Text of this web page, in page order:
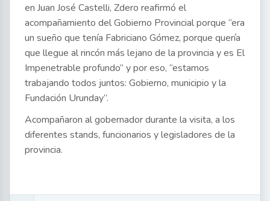
en Juan José Castelli, Zdero reafirmó el
acompañamiento del Gobierno Provincial porque “era
un sueño que tenía Fabriciano Gómez, porque quería
que llegue al rincón más lejano de la provincia y es El
Impenetrable profundo” y por eso, “estamos
trabajando todos juntos: Gobierno, municipio y la
Fundación Urunday”.
Acompañaron al gobernador durante la visita, a los
diferentes stands, funcionarios y legisladores de la
provincia.